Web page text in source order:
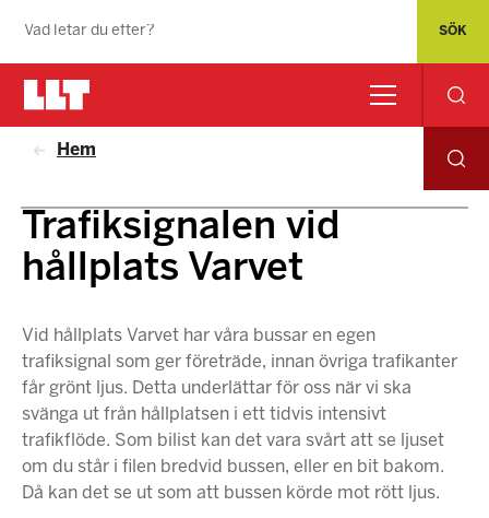
Hem
Trafiksignalen vid
hållplats Varvet
Vid hållplats Varvet har våra bussar en egen
trafiksignal som ger företräde, innan övriga trafikanter
får grönt ljus. Detta underlättar för oss när vi ska
svänga ut från hållplatsen i ett tidvis intensivt
trafikflöde. Som bilist kan det vara svårt att se ljuset
om du står i filen bredvid bussen, eller en bit bakom.
Då kan det se ut som att bussen körde mot rött ljus.